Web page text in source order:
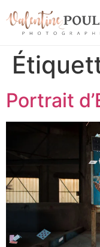
Portrait